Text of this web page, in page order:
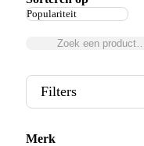
Filters
Merk